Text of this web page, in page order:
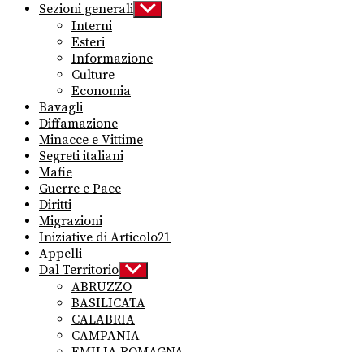
Sezioni generali Show
sub
Interni
Esteri
Informazione
Culture
Economia
Bavagli
Diffamazione
Minacce e Vittime
Segreti italiani
Mafie
Guerre e Pace
Diritti
Migrazioni
Iniziative di Articolo21
Appelli
Dal Territorio Show
sub
menu
ABRUZZO
BASILICATA
CALABRIA
CAMPANIA